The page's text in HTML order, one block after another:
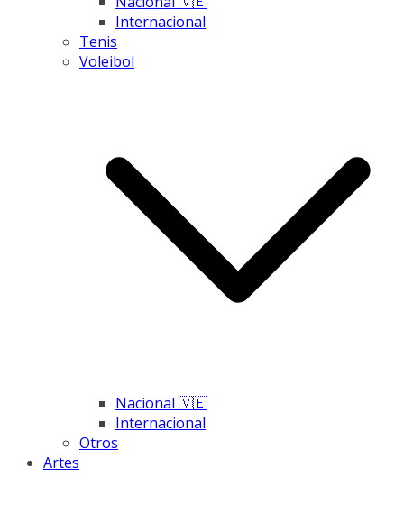
Internacional
Tenis
Voleibol
Nacional 🇻🇪
Internacional
Otros
Artes